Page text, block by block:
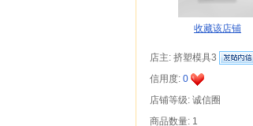
收藏该店铺
店主: 挤塑模具3
信用度: 0
店铺等级: 诚信圈
商品数量: 1